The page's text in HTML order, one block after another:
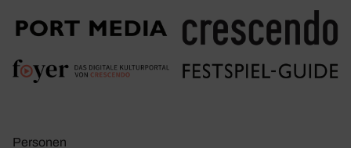
Personen